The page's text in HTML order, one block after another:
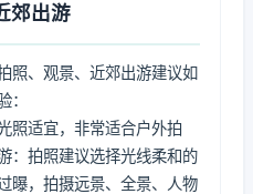
郊出游
照、观景、近郊出游建议如
：
照适宜，非常适合户外拍
：拍照建议选择光线柔和的
曝，拍摄远景、全景、人物